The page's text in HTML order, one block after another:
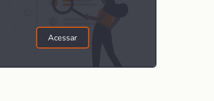
Acessar